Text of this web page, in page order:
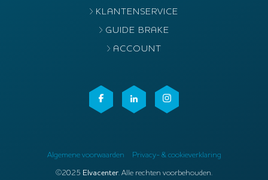
KLANTENSERVICE
GUIDE BRAKE
ACCOUNT
Algemene voorwaarden Privacy- & cookieverklaring
©2025 Elvacenter. Alle rechten voorbehouden.